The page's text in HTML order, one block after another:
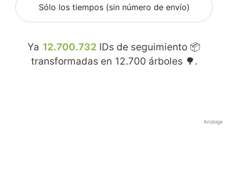
Sólo los tiempos (sin número de envío)
Ya 12.700.732 IDs de seguimiento 📦
transformadas en 12.700 árboles 🌳.
Anzeige